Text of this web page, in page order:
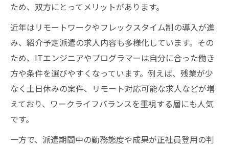
ため、双方にとってメリットがあります。
近年はリモートワークやフレックスタイム制の導入が進
み、紹介予定派遣の求人内容も多様化しています。その
ため、ITエンジニアやプログラマーは自分に合った働き
方や条件を選びやすくなっています。例えば、残業が少
なく土日休みの案件、リモート対応可能な求人などが増
えており、ワークライフバランスを重視する層にも人気
です。
一方で、派遣期間中の勤務態度や成果が正社員登用の判